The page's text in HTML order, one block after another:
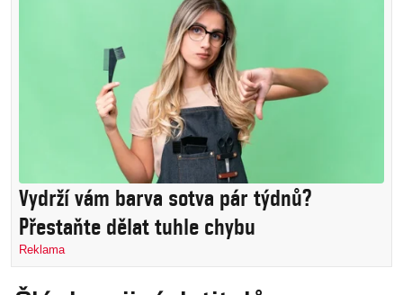
Vydrží vám barva sotva pár týdnů?
Přestaňte dělat tuhle chybu
Reklama